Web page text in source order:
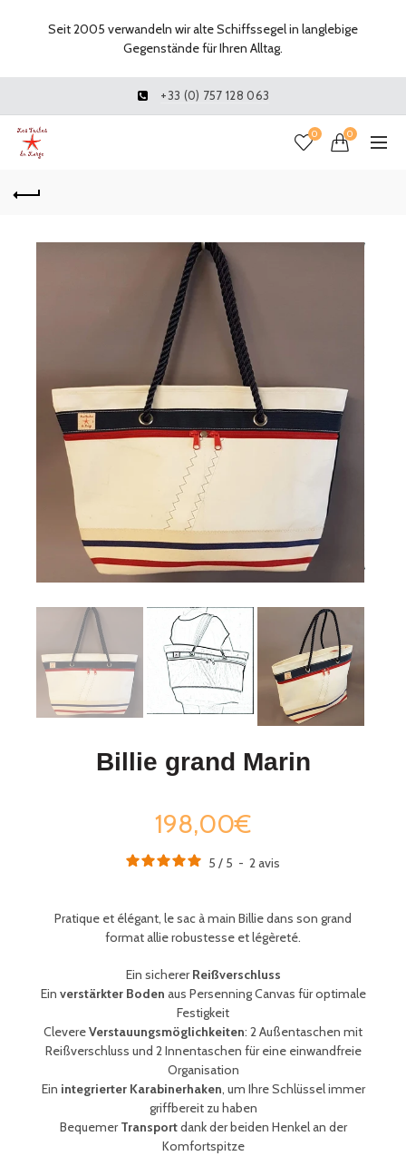
+33 (0) 757 128 063
0 0
Billie grand Marin
198,00€
5 / 5 - 2avis
Pratique et élégant, le sac à main Billie dans son grand
format allie robustesse et légèreté.
Ein sichererReißverschluss
Ein verstärkter Boden aus Persenning Canvas für optimale
Festigkeit
ClevereVerstauungsmöglichkeiten: 2 Außentaschen mit
Reißverschluss und 2 Innentaschen für eine einwandfreie
Organisation
Ein integrierter Karabinerhaken, um Ihre Schlüssel immer
griffbereit zu haben
BequemerTransportdank der beiden Henkel an der
Komfortspitze
Seit 2005 verwandeln wir alte Schiffssegel in langlebige
Gegenstände für Ihren Alltag.